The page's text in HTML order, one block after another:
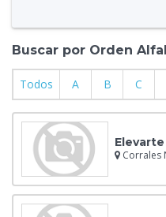
Buscar por Orden
Todos A B C
Elevarte
Corrales